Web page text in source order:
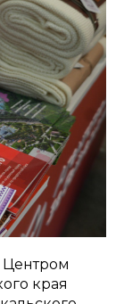
Центром
края